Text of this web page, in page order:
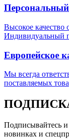
Высокое качество
Индивидуальный
Европейское
Мы всегда
поставляемых
Подписывайтесь
новинках и